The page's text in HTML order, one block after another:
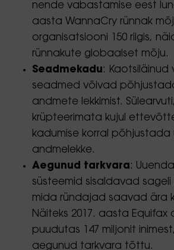
nende vabastamise eest
aasta WannaCry rünnak
organisatsiooni 150 riigis,
rünnakute globaalset mõju.
Seadmekadu:
seadmed võivad
andmete lekkimist.
krüpteerimata kujul
kadumise korral põhjustada
andmelekke.
Aegunud tarkvara:
süsteemid sisaldavad
mida ründajad saavad ära
Näiteks 2017. aasta Equifax
puudutas 147 miljonit
aegunud tarkvara tõttu.